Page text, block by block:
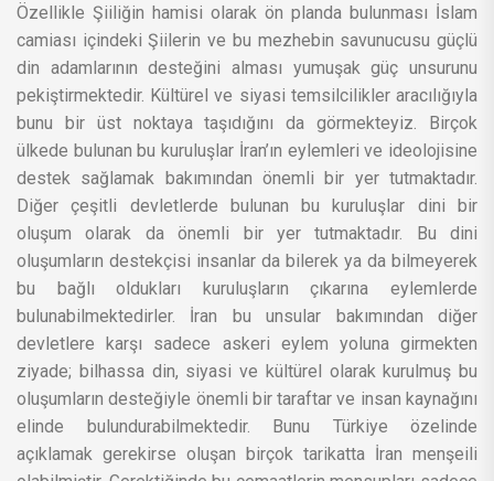
Özellikle Şiiliğin hamisi olarak ön planda bulunması İslam
camiası içindeki Şiilerin ve bu mezhebin savunucusu güçlü
din adamlarının desteğini alması yumuşak güç unsurunu
pekiştirmektedir. Kültürel ve siyasi temsilcilikler aracılığıyla
bunu bir üst noktaya taşıdığını da görmekteyiz. Birçok
ülkede bulunan bu kuruluşlar İran’ın eylemleri ve ideolojisine
destek sağlamak bakımından önemli bir yer tutmaktadır.
Diğer çeşitli devletlerde bulunan bu kuruluşlar dini bir
oluşum olarak da önemli bir yer tutmaktadır. Bu dini
oluşumların destekçisi insanlar da bilerek ya da bilmeyerek
bu bağlı oldukları kuruluşların çıkarına eylemlerde
bulunabilmektedirler. İran bu unsular bakımından diğer
devletlere karşı sadece askeri eylem yoluna girmekten
ziyade; bilhassa din, siyasi ve kültürel olarak kurulmuş bu
oluşumların desteğiyle önemli bir taraftar ve insan kaynağını
elinde bulundurabilmektedir. Bunu Türkiye özelinde
açıklamak gerekirse oluşan birçok tarikatta İran menşeili